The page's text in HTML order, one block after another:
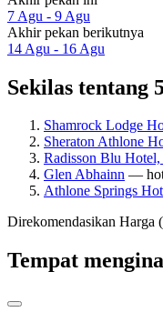
7 Agu - 9 Agu
Akhir pekan berikutnya
14 Agu - 16 Agu
Sekilas tentang
Shamrock Lodge
Sheraton Athlone
Radisson Blu
Glen Abhainn —
Athlone Springs
Direkomendasikan Harga
Tempat